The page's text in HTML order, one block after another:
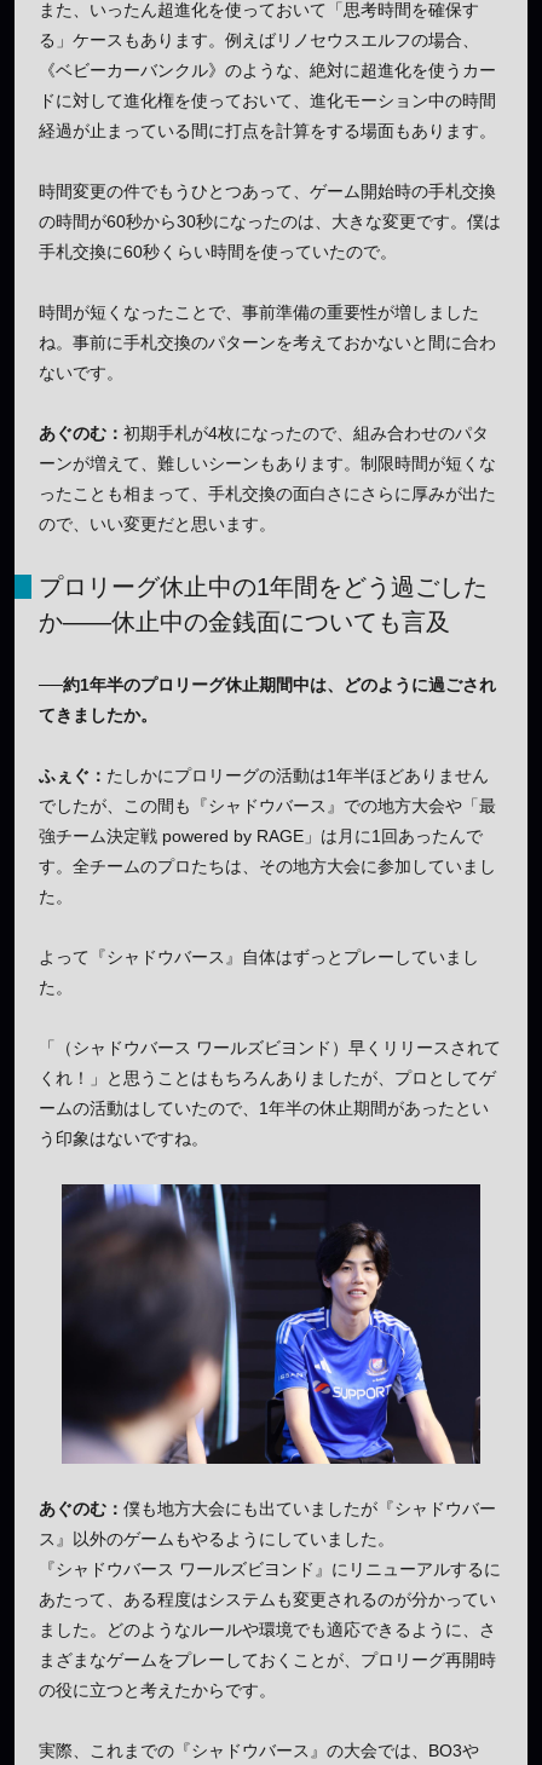
また、いったん超進化を使っておいて「思考時間を確保す
る」ケースもあります。例えばリノセウスエルフの場合、
《ベビーカーバンクル》のような、絶対に超進化を使うカー
ドに対して進化権を使っておいて、進化モーション中の時間
経過が止まっている間に打点を計算をする場面もあります。
時間変更の件でもうひとつあって、ゲーム開始時の手札交換
の時間が60秒から30秒になったのは、大きな変更です。僕は
手札交換に60秒くらい時間を使っていたので。
時間が短くなったことで、事前準備の重要性が増しました
ね。事前に手札交換のパターンを考えておかないと間に合わ
ないです。
あぐのむ： 初期手札が4枚になったので、組み合わせのパタ
ーンが増えて、難しいシーンもあります。制限時間が短くな
ったことも相まって、手札交換の面白さにさらに厚みが出た
ので、いい変更だと思います。
プロリーグ休止中の1年間をどう過ごした
か——休止中の金銭面についても言及
──約1年半のプロリーグ休止期間中は、どのように過ごされ
てきましたか。
ふぇぐ： たしかにプロリーグの活動は1年半ほどありません
でしたが、この間も『シャドウバース』での地方大会や「最
強チーム決定戦 powered by RAGE」は月に1回あったんで
す。全チームのプロたちは、その地方大会に参加していまし
た。
よって『シャドウバース』自体はずっとプレーしていまし
た。
「（シャドウバース ワールズビヨンド）早くリリースされて
くれ！」と思うことはもちろんありましたが、プロとしてゲ
ームの活動はしていたので、1年半の休止期間があったとい
う印象はないですね。
あぐのむ： 僕も地方大会にも出ていましたが『シャドウバー
ス』以外のゲームもやるようにしていました。
『シャドウバース ワールズビヨンド』にリニューアルするに
あたって、ある程度はシステムも変更されるのが分かってい
ました。どのようなルールや環境でも適応できるように、さ
まざまなゲームをプレーしておくことが、プロリーグ再開時
の役に立つと考えたからです。
実際、これまでの『シャドウバース』の大会では、BO3や